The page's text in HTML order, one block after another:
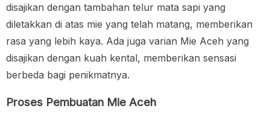
disajikan dengan tambahan telur mata sapi yang
diletakkan di atas mie yang telah matang, memberikan
rasa yang lebih kaya. Ada juga varian Mie Aceh yang
disajikan dengan kuah kental, memberikan sensasi
berbeda bagi penikmatnya.
Proses Pembuatan Mie Aceh